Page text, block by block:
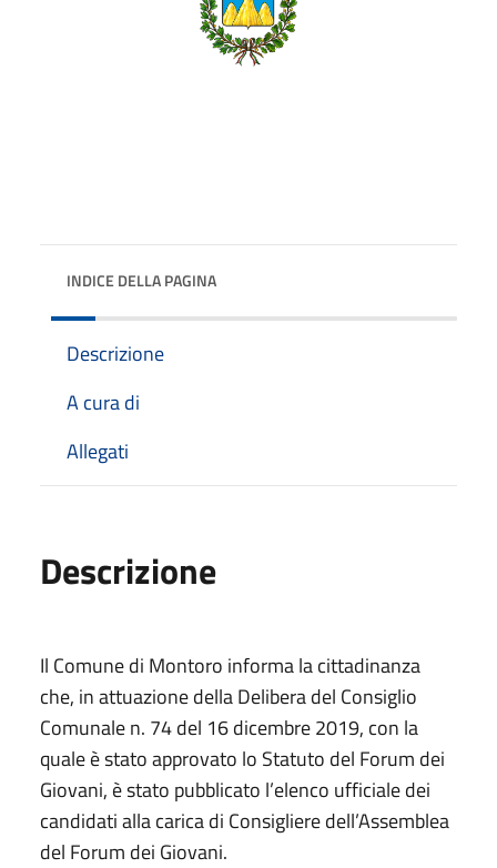
INDICE DELLA PAGINA
Descrizione
A cura di
Allegati
Descrizione
Il Comune di Montoro informa la cittadinanza
che, in attuazione della Delibera del Consiglio
Comunale n. 74 del 16 dicembre 2019, con la
quale è stato approvato lo Statuto del Forum dei
Giovani, è stato pubblicato l’elenco ufficiale dei
candidati alla carica di Consigliere dell’Assemblea
del Forum dei Giovani.